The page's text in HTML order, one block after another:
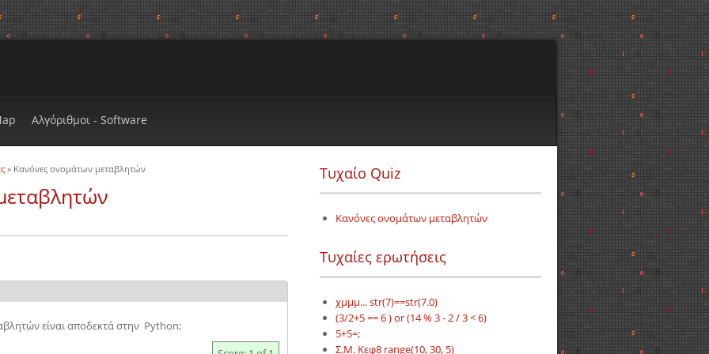
Αλγόριθμοι - Software
» Κανόνες ονομάτων μεταβλητών
είναι αποδεκτά στην Python;
Τυχαίο Quiz
Κανόνες ονομάτων μεταβλητών
Τυχαίες ερωτήσεις
χμμμ... str(7)==str(7.0)
(3/2+5 == 6 ) or (14 % 3 - 2 / 3 < 6)
5+5=;
Σ.Μ. Κεφ8 range(10, 30, 5)